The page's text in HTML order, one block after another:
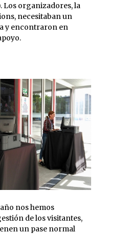
Los organizadores, la
necesitaban un
y encontraron en
nos hemos
de los visitantes,
un pase normal